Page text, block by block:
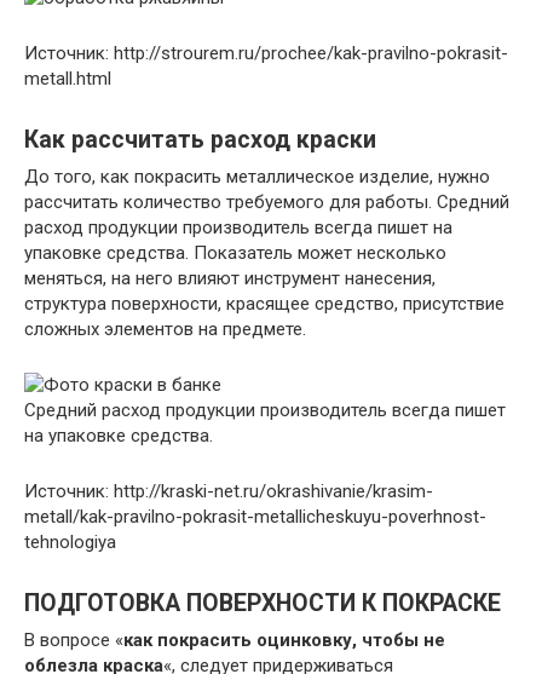
Источник: http://strourem.ru/prochee/kak-pravilno-pokrasit-
metall.html
Как рассчитать расход краски
До того, как покрасить металлическое изделие, нужно
рассчитать количество требуемого для работы. Средний
расход продукции производитель всегда пишет на
упаковке средства. Показатель может несколько
меняться, на него влияют инструмент нанесения,
структура поверхности, красящее средство, присутствие
сложных элементов на предмете.
Средний расход продукции производитель всегда пишет
на упаковке средства.
Источник: http://kraski-net.ru/okrashivanie/krasim-
metall/kak-pravilno-pokrasit-metallicheskuyu-poverhnost-
tehnologiya
ПОДГОТОВКА ПОВЕРХНОСТИ К ПОКРАСКЕ
В вопросе «как покрасить оцинковку, чтобы не
облезла краска«, следует придерживаться